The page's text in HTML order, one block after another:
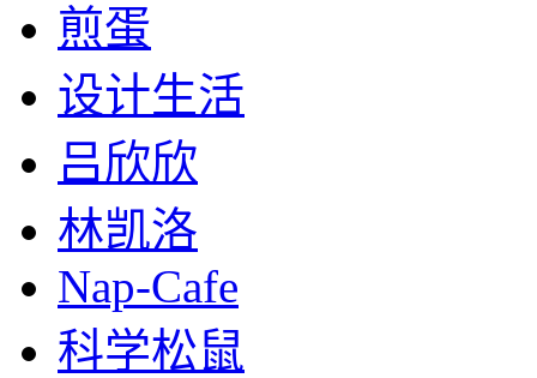
煎蛋
设计生活
吕欣欣
林凯洛
Nap-Cafe
科学松鼠